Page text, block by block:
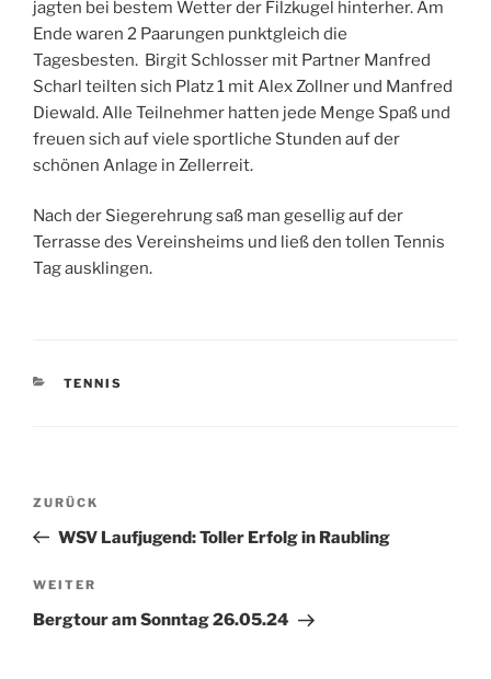
jagten bei bestem Wetter der Filzkugel hinterher. Am
Ende waren 2 Paarungen punktgleich die
Tagesbesten. Birgit Schlosser mit Partner Manfred
Scharl teilten sich Platz 1 mit Alex Zollner und Manfred
Diewald. Alle Teilnehmer hatten jede Menge Spaß und
freuen sich auf viele sportliche Stunden auf der
schönen Anlage in Zellerreit.
Nach der Siegerehrung saß man gesellig auf der
Terrasse des Vereinsheims und ließ den tollen Tennis
Tag ausklingen.
KATEGORIEN
TENNIS
Beitragsnavigation
Vorheriger
Beitrag
ZURÜCK
WSV Laufjugend: Toller Erfolg in Raubling
Nächster
Beitrag
WEITER
Bergtour am Sonntag 26.05.24